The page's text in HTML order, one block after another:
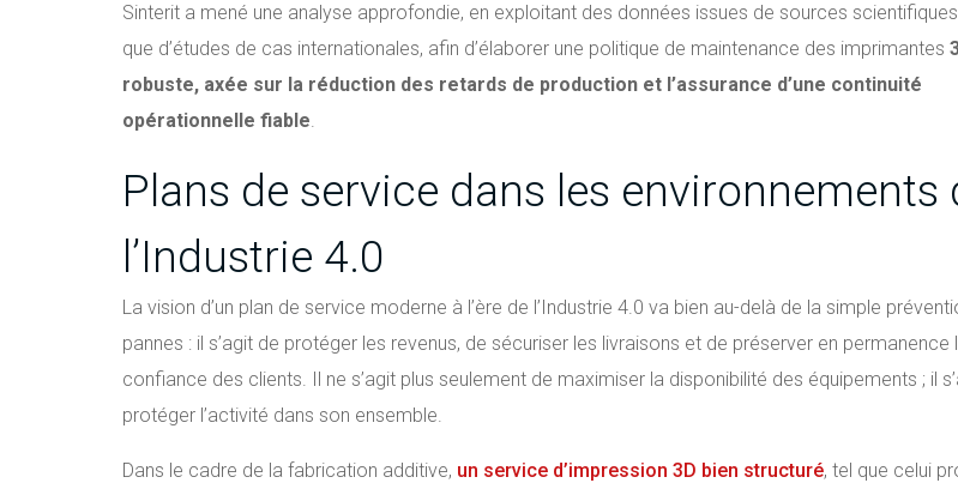
Sinterit a mené une analyse approfondie, en exploitant des données issues de sources
que d’études de cas internationales, afin d’élaborer une politique de maintenance des imprimantes
robuste, axée sur la réduction des retards de production et l’assurance d’une continuité
opérationnelle fiable.
Plans de service dans les environnements
l’Industrie 4.0
La vision d’un plan de service moderne à l’ère de l’Industrie 4.0 va bien au-delà de la simple
pannes : il s’agit de protéger les revenus, de sécuriser les livraisons et de préserver en permanence
confiance des clients. Il ne s’agit plus seulement de maximiser la disponibilité des équipements ; il
protéger l’activité dans son ensemble.
Dans le cadre de la fabrication additive, un service d’impression 3D bien structuré, tel que celui